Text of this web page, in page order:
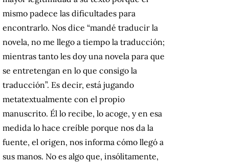
mismo padece las dificultades para
encontrarlo. Nos dice “mandé traducir la
novela, no me llego a tiempo la traducción;
mientras tanto les doy una novela para que
se entretengan en lo que consigo la
traducción”. Es decir, está jugando
metatextualmente con el propio
manuscrito. Él lo recibe, lo acoge, y en esa
medida lo hace creíble porque nos da la
fuente, el origen, nos informa cómo llegó a
sus manos. No es algo que, insólitamente,